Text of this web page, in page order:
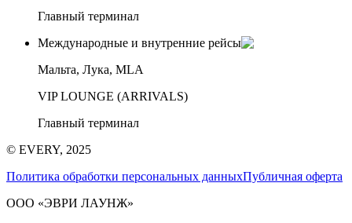
Главный терминал
Международные и внутренние рейсы
Мальта, Лука, MLA
VIP LOUNGE (ARRIVALS)
Главный терминал
© EVERY, 2025
Политика обработки персональных данныхПубличная оферта
ООО «ЭВРИ ЛАУНЖ»